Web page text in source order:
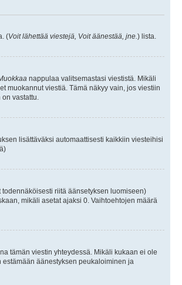
(Voit lähettää viestejä, Voit äänestää, jne. ) lista.
nappulaa valitsemastasi viestistä. Mikäli
muokannut viestiä. Tämä näkyy vain, jos viestiin
vastattu.
lisättäväksi automaattisesti kaikkiin viesteihisi
todennäköisesti riitä äänsetyksen luomiseen)
mikäli asetat ajaksi 0. Vaihtoehtojen määrä
tämän viestin yhteydessä. Mikäli kukaan ei ole
äänestyksen peukaloiminen ja